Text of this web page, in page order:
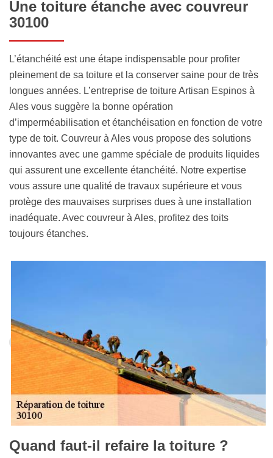
Une toiture étanche avec couvreur
30100
L’étanchéité est une étape indispensable pour profiter
pleinement de sa toiture et la conserver saine pour de très
longues années. L’entreprise de toiture Artisan Espinos à
Ales vous suggère la bonne opération
d’imperméabilisation et étanchéisation en fonction de votre
type de toit. Couvreur à Ales vous propose des solutions
innovantes avec une gamme spéciale de produits liquides
qui assurent une excellente étanchéité. Notre expertise
vous assure une qualité de travaux supérieure et vous
protège des mauvaises surprises dues à une installation
inadéquate. Avec couvreur à Ales, profitez des toits
toujours étanches.
Quand faut-il refaire la toiture ?